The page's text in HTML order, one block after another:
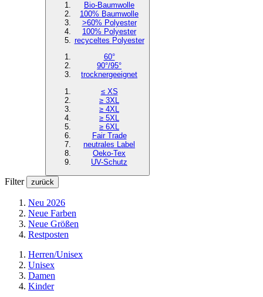
Bio-Baumwolle
100% Baumwolle
>60% Polyester
100% Polyester
recyceltes Polyester
60°
90°/95°
trocknergeeignet
≤ XS
≥ 3XL
≥ 4XL
≥ 5XL
≥ 6XL
Fair Trade
neutrales Label
Oeko-Tex
UV-Schutz
Filter zurück
Neu 2026
Neue Farben
Neue Größen
Restposten
Herren/Unisex
Unisex
Damen
Kinder